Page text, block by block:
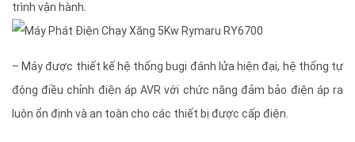
trình vận hành.
– Máy được thiết kế hệ thống bugi đánh lửa hiện đại, hệ thống tự
động điều chỉnh điện áp AVR với chức năng đảm bảo điện áp ra
luôn ổn định và an toàn cho các thiết bị được cấp điện.